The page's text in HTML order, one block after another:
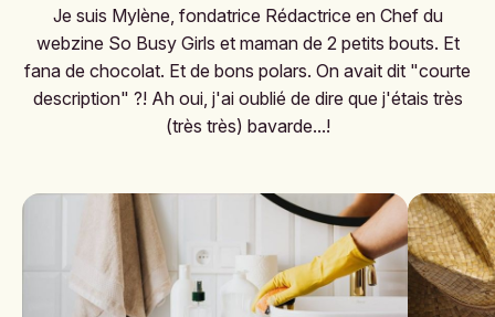
Je suis Mylène, fondatrice Rédactrice en Chef du
webzine So Busy Girls et maman de 2 petits bouts. Et
fana de chocolat. Et de bons polars. On avait dit "courte
description" ?! Ah oui, j'ai oublié de dire que j'étais très
(très très) bavarde...!